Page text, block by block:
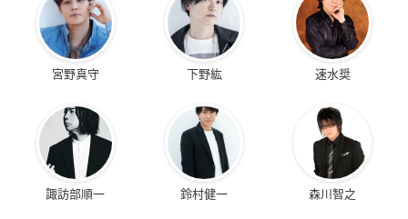
宮野真守 下野紘 速水奨
諏訪部順一 鈴村健一 森川智之